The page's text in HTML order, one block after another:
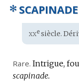
✻ SCAPINADE
Étymologie
:
xxesiècle.
Rare. Intrigue,
scapinade.